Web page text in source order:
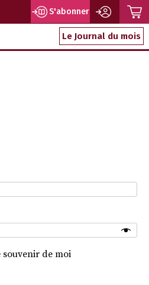
S'abonner
Le Journal du mois
souvenir de moi